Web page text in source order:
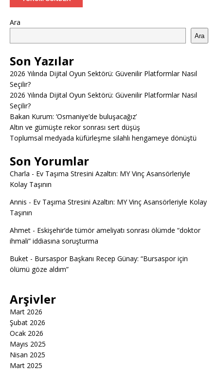
Ara
Ara
Son Yazılar
2026 Yılında Dijital Oyun Sektörü: Güvenilir Platformlar Nasıl
Seçilir?
2026 Yılında Dijital Oyun Sektörü: Güvenilir Platformlar Nasıl
Seçilir?
Bakan Kurum: ‘Osmaniye’de buluşacağız’
Altın ve gümüşte rekor sonrası sert düşüş
Toplumsal medyada küfürleşme silahlı hengameye dönüştü
Son Yorumlar
Charla - Ev Taşıma Stresini Azaltın: MY Vinç Asansörleriyle
Kolay Taşının
Annis - Ev Taşıma Stresini Azaltın: MY Vinç Asansörleriyle Kolay
Taşının
Ahmet - Eskişehir’de tümör ameliyatı sonrası ölümde “doktor
ihmali” iddiasına soruşturma
Buket - Bursaspor Başkanı Recep Günay: “Bursaspor için
ölümü göze aldım”
Arşivler
Mart 2026
Şubat 2026
Ocak 2026
Mayıs 2025
Nisan 2025
Mart 2025